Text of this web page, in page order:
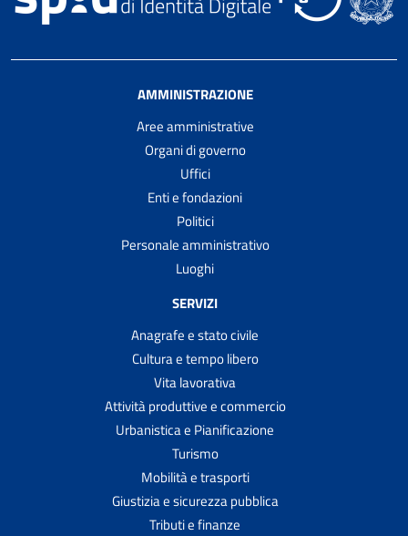
AMMINISTRAZIONE
Aree amministrative
Organi di governo
Uffici
Enti e fondazioni
Politici
Personale amministrativo
Luoghi
SERVIZI
Anagrafe e stato civile
Cultura e tempo libero
Vita lavorativa
Attività produttive e commercio
Urbanistica e Pianificazione
Turismo
Mobilità e trasporti
Giustizia e sicurezza pubblica
Tributi e finanze